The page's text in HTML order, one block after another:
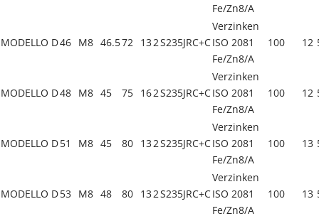
Fe/Zn8/A
MODELLO D46 M8 46.572 132S235JRC+C
Verzinken
ISO 2081
Fe/Zn8/A
100 12
MODELLO D48 M8 45 75 162S235JRC+C
Verzinken
ISO 2081
Fe/Zn8/A
100 12
MODELLO D51 M8 45 80 132S235JRC+C
Verzinken
ISO 2081
Fe/Zn8/A
100 13
MODELLO D53 M8 48 80 132S235JRC+C
Verzinken
ISO 2081
Fe/Zn8/A
100 13